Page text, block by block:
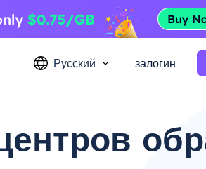
Русский залогин